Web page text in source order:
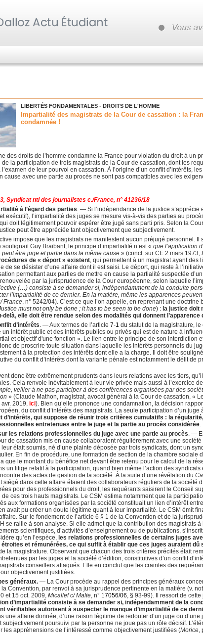
LIBERTÉS FONDAMENTALES - DROITS DE L'HOMME
Impartialité des magistrats de la Cour de cassation : la
condamnée !
des droits de l’homme condamne la France pour violation du droit à un
la participation de trois magistrats de la Cour de cassation, dont les
de leur pourvoi en cassation. À l’origine d’un conflit d’intérêts,
cause avec une partie au procès ne sont pas compatibles avec les
Syndicat ntl des journalistes c./France, n° 41236/18
à l’égard des parties. — Si l’indépendance de la justice
exécutif), l’impartialité des juges se mesure vis-à-vis des parties au
doit légitimement pouvoir espérer être jugé sans parti pris. Selon la
peut être appréciée tant objectivement que subjectivement.
impose que les magistrats ne manifestent aucun préjugé personnel. Il
soulignait Guy Braibant, le principe d’impartialité n’est «que l’application
être juge et partie dans la même cause » (concl. sur CE 2 mars 1973,
de « déport » existent, qui permettent à un magistrat ayant des
de se désister d’une affaire dont il est saisi. Le déport, qui reste à
permettant aux parties de mettre en cause la partialité suspectée
par la jurisprudence de la Cour européenne, selon laquelle
(…) consiste à se demander si, indépendamment de la conduite
l’impartialité de ce dernier. En la matière, même les apparences
France, n° 5242/04). C’est ce que l’on appelle, en reprenant une
must not only be done ; it has to be seen to be done) : la justice doit
elle doit être rendue selon des modalités qui donnent l’apparence
d’intérêts. — Aux termes de l’article7-1 du statut de la magistrature, le
un intérêt public et des intérêts publics ou privés qui est de nature à
et objectif d'une fonction ». Le lien entre le principe de son interdiction
de proscrire toute situation dans laquelle les intérêts personnels du
à la protection des intérêts dont elle a la charge. Il doit être
du conflit d’intérêts dont la variante pénale est notamment le délit de
donc être extrêmement prudents dans leurs relations avec les tiers,
Cela renvoie inévitablement à leur vie privée mais aussi à l’exercice
veiller à ne pas participer à des conférences organisées par des
» (Claude Mathon, magistrat, avocat général à la Cour de cassation, «
avr. 2019,ici). Bien qu’elle prononce une condamnation, la décision
du conflit d’intérêts des magistrats. La seule participation d’un juge
d’intérêts, qui suppose de réunir trois critères cumulatifs : la
entretenues entre le juge et la partie au procès considérée.
les relations professionnelles du juge avec une partie au procès . —
de cassation mis en cause collaboraient régulièrement avec une société
était soumis, né d’une plainte déposée par trois syndicats, dont un
En fin de procédure, une formation de section de la chambre sociale
que le montant du bénéfice net devant être retenu pour le calcul de la
un litige relatif à la participation, quand bien même l’action des syndicats
des actes de gestion de la société. À la suite d’une révélation du
siégé dans cette affaire étaient des collaborateurs réguliers de la société
pour des professionnels du droit, les requérants saisirent le Conseil
de ces trois hauts magistrats. Le CSM estima notamment que la
aux formations organisées par la société constituait un lien d’intérêt
avait pu créer un doute légitime quant à leur impartialité. Le CSM émit
Sur le fondement de l’article 6 § 1 de la Convention et de la
se rallie à son analyse. Si elle admet que la contribution des magistrats à
scientifiques, d’activités d’enseignement ou de publications,
qu’en l’espèce,les relations professionnelles de certains juges
et rémunérées, ce qui suffit à établir que ces juges auraient dû
la magistrature. Observant que chacun des trois critères précités était
par les juges et la société d’édition, constitutives d’un conflit
conseillers attaqués. Elle en conclut que les craintes des
objectivement justifiées.
généraux. — La Cour procède au rappel des principes généraux
la Convention, par renvoi à sa jurisprudence pertinente en la matière (v.
et 15 oct. 2009,Micallef c/ Malte , n° 17056/06 , § 93-99). Il ressort de
d’impartialité consiste à se demander si, indépendamment de la
vérifiables autorisent à suspecter le manque d’impartialité de ce
une affaire donnée, d’une raison légitime de redouter d’un juge ou
subjectivement poursuivi par la personne ne joue pas un rôle décisif.
les appréhensions de l’intéressé comme objectivement justifiées (Morice